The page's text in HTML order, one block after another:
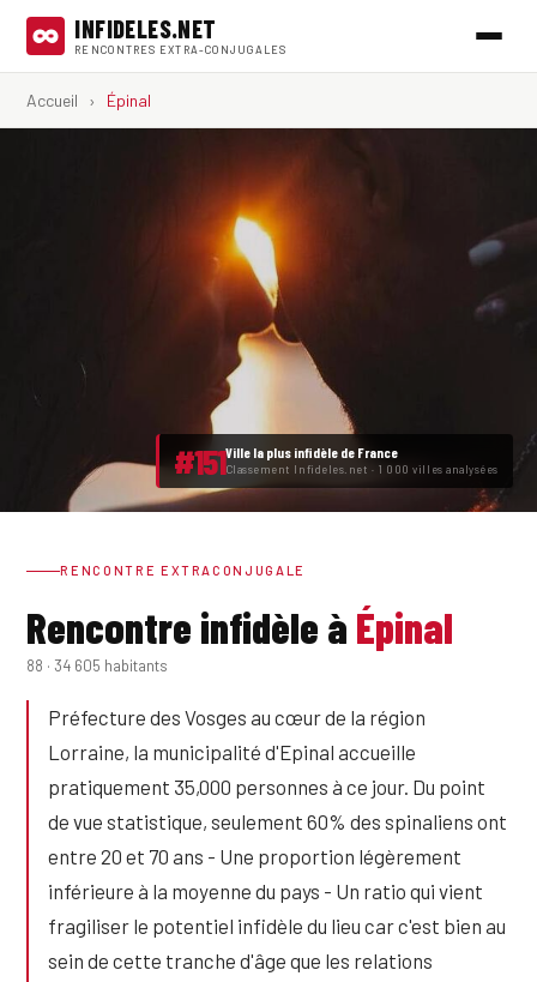
INFIDELES.NET
RENCONTRES EXTRA-CONJUGALES
Accueil › Épinal
#151Ville la plus infidèle de France
Classement Infideles.net · 1 000 villes analysées
RENCONTRE EXTRACONJUGALE
Rencontre infidèle à Épinal
88 · 34 605 habitants
Préfecture des Vosges au cœur de la région
Lorraine, la municipalité d'Epinal accueille
pratiquement 35,000 personnes à ce jour. Du point
de vue statistique, seulement 60% des spinaliens ont
entre 20 et 70 ans - Une proportion légèrement
inférieure à la moyenne du pays - Un ratio qui vient
fragiliser le potentiel infidèle du lieu car c'est bien au
sein de cette tranche d'âge que les relations